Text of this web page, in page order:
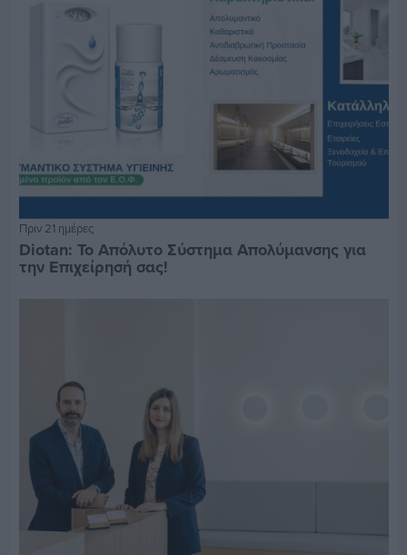
Πριν 21 ημέρες
Diotan: Το Απόλυτο Σύστημα Απολύμανσης για
την Επιχείρησή σας!